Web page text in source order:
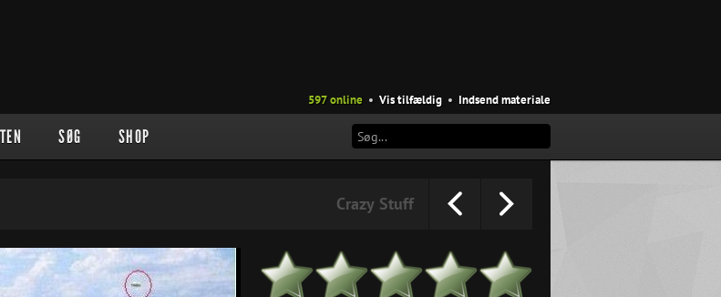
597 online • Vis tilfældig • Indsend materiale
SØG SHOP
Crazy Stuff